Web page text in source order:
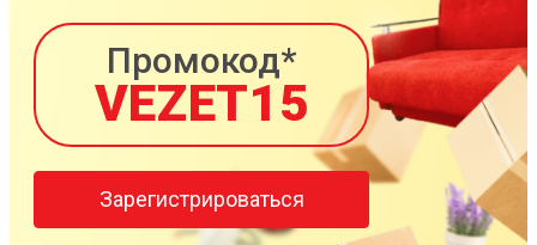
Промокод*
VEZET15
Зарегистрироваться